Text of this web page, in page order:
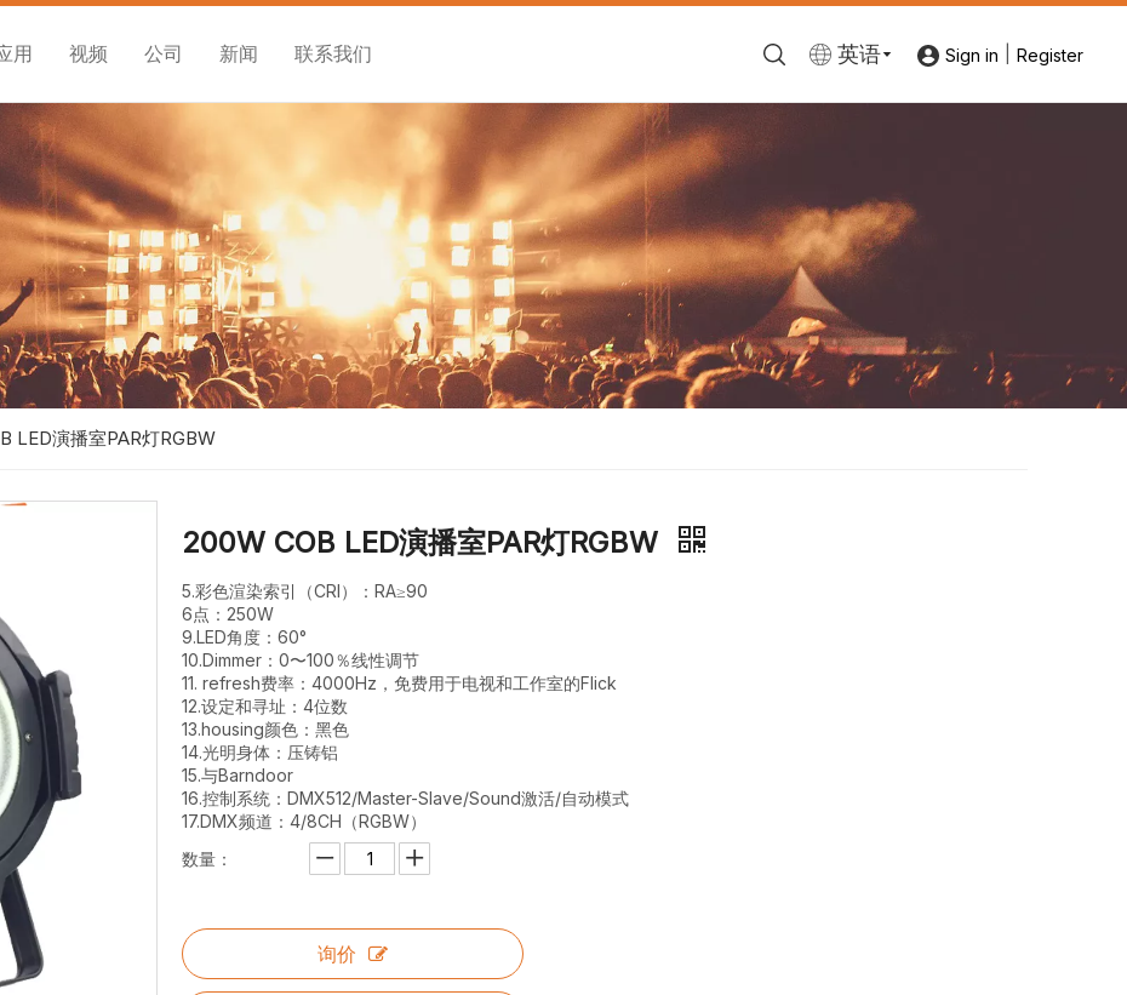
用 视频 公司 新闻 联系我们 英语 Sign in Register
LED演播室PAR灯RGBW
200W COB LED演播室PAR灯RGBW
5.彩色渲染索引（CRI）：RA≥90
6点：250W
9.LED角度：60°
10.Dimmer：0〜100％线性调节
11. refresh费率：4000Hz，免费用于电视和工作室的Flick
12.设定和寻址：4位数
13.housing颜色：黑色
14.光明身体：压铸铝
15.与Barndoor
16.控制系统：DMX512/Master-Slave/Sound激活/自动模式
17.DMX频道：4/8CH（RGBW）
数量：
询价